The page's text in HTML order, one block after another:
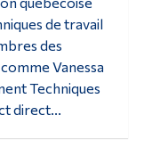
de travail
des
Vanessa
Techniques
direct...